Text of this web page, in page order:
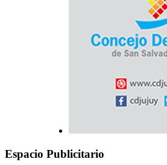
Espacio Publicitario